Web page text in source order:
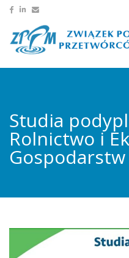
Studia
Rolnictwo i